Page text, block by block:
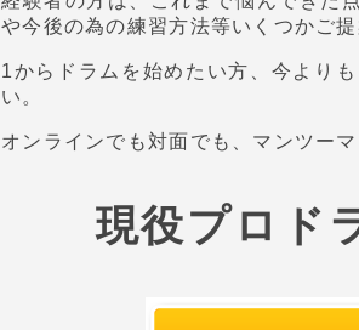
や今後の為の練習方法等いくつかご提
1からドラムを始めたい方、今より
い。
オンラインでも対面でも、マンツー
現役プロド